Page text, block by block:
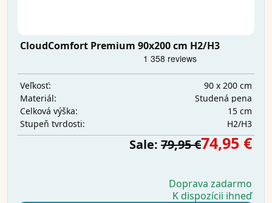
CloudComfort Premium 90x200 cm H2/H3
Veľkosť:
90 x 200 cm
Materiál:
Studená pena
Celková výška:
15 cm
Stupeň tvrdosti:
H2/H3
Sale: 79,95 €74,95 €
Doprava zadarmo
K dispozícii ihneď